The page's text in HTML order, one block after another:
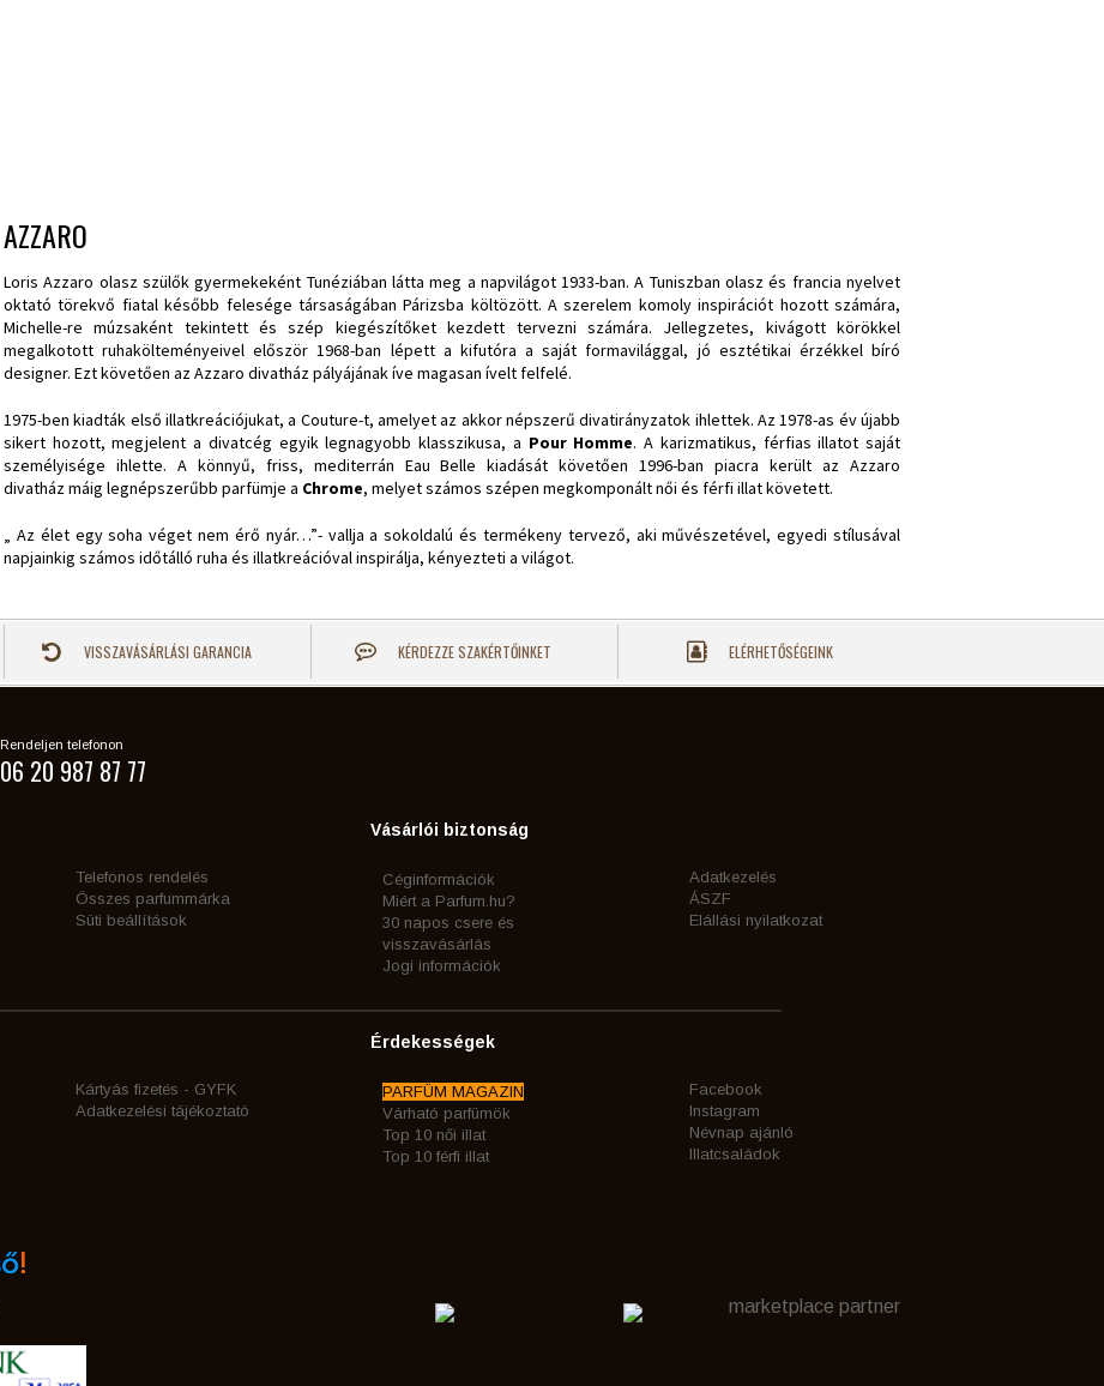
AZZARO
Loris Azzaro olasz szülők gyermekeként Tunéziában látta meg a napvilágot 1933-ban. A Tuniszban olasz és francia nyelvet
oktató törekvő fiatal később felesége társaságában Párizsba költözött. A szerelem komoly inspirációt hozott számára,
Michelle-re múzsaként tekintett és szép kiegészítőket kezdett tervezni számára. Jellegzetes, kivágott körökkel
megalkotott ruhakölteményeivel először 1968-ban lépett a kifutóra a saját formavilággal, jó esztétikai érzékkel bíró
designer. Ezt követően az Azzaro divatház pályájának íve magasan ívelt felfelé.
1975-ben kiadták első illatkreációjukat, a Couture-t, amelyet az akkor népszerű divatirányzatok ihlettek. Az 1978-as év újabb
sikert hozott, megjelent a divatcég egyik legnagyobb klasszikusa, a Pour Homme. A karizmatikus, férfias illatot saját
személyisége ihlette. A könnyű, friss, mediterrán Eau Belle kiadását követően 1996-ban piacra került az Azzaro
divatház máig legnépszerűbb parfümje a Chrome, melyet számos szépen megkomponált női és férfi illat követett.
„ Az élet egy soha véget nem érő nyár…”- vallja a sokoldalú és termékeny tervező, aki művészetével, egyedi stílusával
napjainkig számos időtálló ruha és illatkreációval inspirálja, kényezteti a világot.
VISSZAVÁSÁRLÁSI GARANCIA KÉRDEZZE SZAKÉRTŐINKET ELÉRHETŐSÉGEINK
Rendeljen telefonon
06 20 987 87 77
Telefonos rendelés
Összes parfummárka
Süti beállítások
Vásárlói biztonság
Céginformációk
Miért a Parfum.hu?
30 napos csere és
visszavásárlás
Jogi információk
Adatkezelés
ÁSZF
Elállási nyilatkozat
Kártyás fizetés - GYFK
Adatkezelési tájékoztató
Érdekességek
PARFÜM MAGAZIN
Várható parfümök
Top 10 női illat
Top 10 férfi illat
Facebook
Instagram
Névnap ajánló
Illatcsaládok
marketplace partner